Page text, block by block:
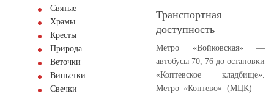
Святые
Храмы
Кресты
Природа
Веточки
Виньетки
Свечки
Транспортная
доступность
Метро «Войковская» —
автобусы 70, 76 до остановки
«Коптевское кладбище».
Метро «Коптево» (МЦК) —